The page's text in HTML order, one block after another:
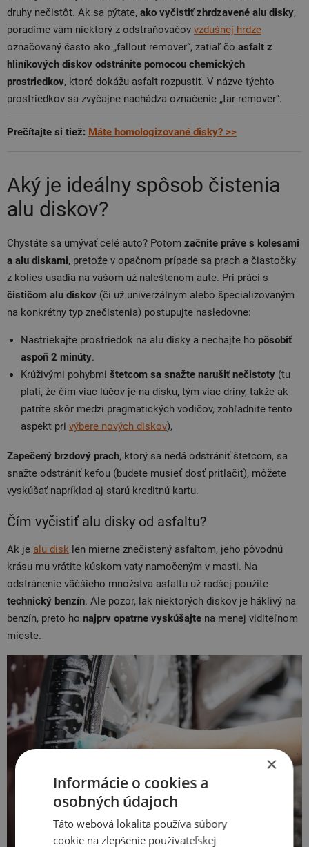
druhy nečistôt. Ak sa pýtate, ako vyčistiť zhrdzavené alu disky,
poradíme vám niektorý z odstraňovačov vzdušnej hrdze
označovaný často ako „fallout remover“, zatiaľ čo asfalt z
hliníkových diskov odstránite pomocou chemických
prostriedkov, ktoré dokážu asfalt rozpustiť. V názve týchto
prostriedkov sa zvyčajne nachádza označenie „tar remover“.
Prečítajte si tiež: Máte homologizované disky? >>
Aký je ideálny spôsob čistenia
alu diskov?
Chystáte sa umývať celé auto? Potom začnite práve s kolesami
a alu diskami, pretože v opačnom prípade sa prach a čiastočky
z kolies usadia na vašom už naleštenom aute. Pri práci s
čističom alu diskov (či už univerzálnym alebo špecializovaným
na konkrétny typ znečistenia) postupujte nasledovne:
Nastriekajte prostriedok na alu disky a nechajte ho pôsobiť
aspoň 2 minúty.
Krúživými pohybmi štetcom sa snažte narušiť nečistoty (tu
platí, že čím viac lúčov je na disku, tým viac driny, takže ak
patríte skôr medzi pragmatických vodičov, zohľadnite tento
aspekt pri výbere nových diskov),
Zapečený brzdový prach, ktorý sa nedá odstrániť štetcom, sa
snažte odstrániť kefou (budete musieť dosť pritlačiť), môžete
vyskúšať napríklad aj starú kreditnú kartu.
Čím vyčistiť alu disky od asfaltu?
Ak je alu disk len mierne znečistený asfaltom, jeho pôvodnú
krásu mu vrátite kúskom vaty namočeným v masti. Na
odstránenie väčšieho množstva asfaltu už radšej použite
technický benzín. Ale pozor, lak niektorých diskov je háklivý na
benzín, preto ho najprv opatrne vyskúšajte na menej viditeľnom
mieste.
×
Informácie o cookies a
osobných údajoch
Táto webová lokalita používa súbory
cookie na zlepšenie používateľskej